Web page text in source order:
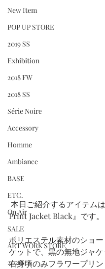
New Item
POP UP STORE
2019 SS
Exhibition
2018 FW
2018 SS
Série Noire
Accessory
Homme
Ambiance
BASE
ETC.
On Air
SALE
ART WORK STORE
2021S/S
Print Jacket Black』です。
ポリエステル素材のショ
ケットで、黒の無地ジャ
右身頃のみフラワープリ